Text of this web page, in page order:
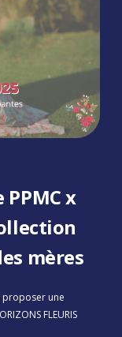
x
mères
proposer une
FLEURIS